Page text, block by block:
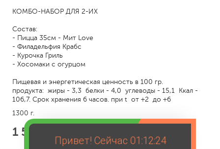
Привет! Сейчас 01:12:24
КОМБО-НАБОР ДЛЯ 2-ИХ
Состав:
- Пицца 35см - Мит Love
- Филадельфия Крабс
- Курочка Гриль
- Хосомаки с огурцом
Пищевая и энергетическая ценность в 100 гр.
продукта: жиры - 3,3 белки - 4,0 углеводы - 15,1 Ккал -
106,7. Срок хранения 6 часов. при t от +2 до +6
1300 г.
1 589